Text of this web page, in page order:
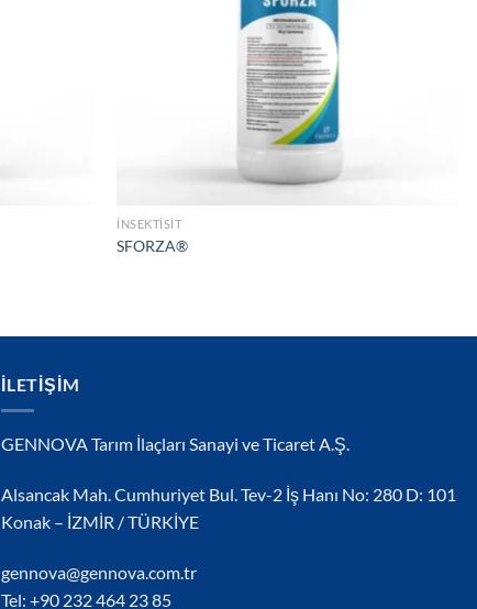
İNSEKTISIT
SFORZA®
İLETIŞIM
GENNOVA Tarım İlaçları Sanayi ve Ticaret A.Ş.
Alsancak Mah. Cumhuriyet Bul. Tev-2 İş Hanı No: 280 D: 101
Konak – İZMİR / TÜRKİYE
gennova@gennova.com.tr
Tel: +90 232 464 23 85